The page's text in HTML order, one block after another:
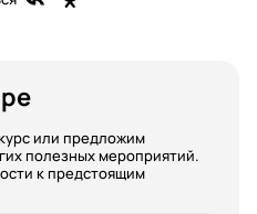
или предложим
полезных мероприятий.
к предстоящим